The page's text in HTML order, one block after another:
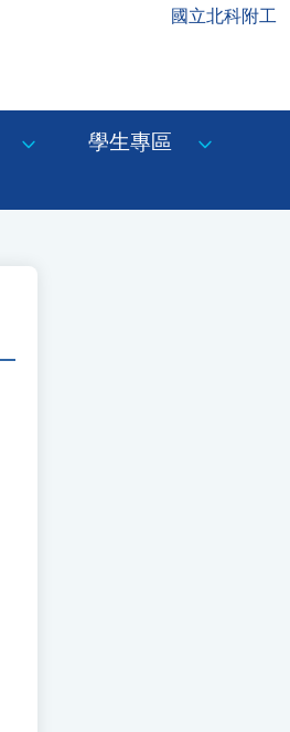
國立北科附工
學生專區